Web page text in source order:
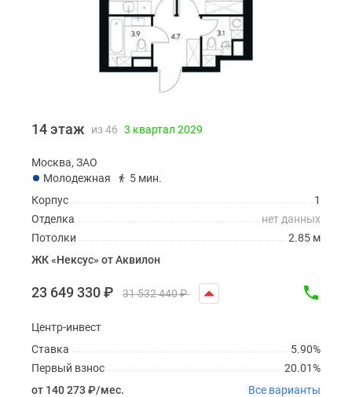
14 этаж из 46 3 квартал 2029
Москва, ЗАО
Молодежная
5 мин.
1
Корпус
нет данных
Отделка
2.85 м
Потолки
ЖК «Нексус» от Аквилон
23 649 330₽ 31 532 440₽
Центр-инвест
5.90%
Ставка
20.01%
Первый взнос
от 140 273 ₽/мес. Все варианты